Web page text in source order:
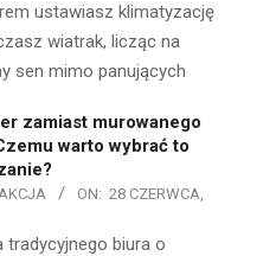
ustawiasz klimatyzację
wiatrak, licząc na
sen mimo panujących
zamiast murowanego
warto wybrać to
ON: 28 CZERWCA,
tradycyjnego biura o